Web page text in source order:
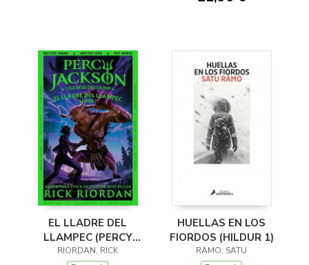
EL LLADRE DEL
LLAMPEC (PERCY
JACKSON I ELS DÉUS
RIORDAN, RICK
HUELLAS EN LOS
FIORDOS (HILDUR 1)
RAMO, SATU